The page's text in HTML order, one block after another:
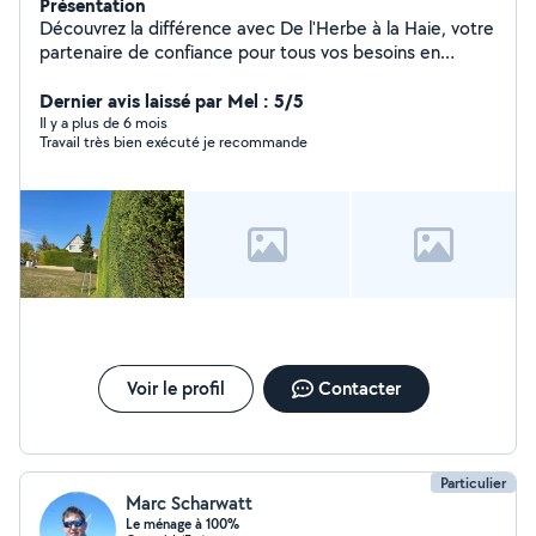
Découvrez la différence avec De l'Herbe à la Haie, votre
partenaire de confiance pour tous vos besoins en
l'entretien régulier, la taille de vos haies ou encore
l'élagage des arbres, nous nous engageons à offrir des
solutions personnalisées qui répondent à vos besoins
souci du détail pour transformer votre jardin en véritable
havre de paix. Alors n'hésitez plus et demandez votre
devis dès maintenant et gratuitement.
Dernier avis laissé par Mel : 5/5
Il y a plus de 6 mois
Travail très bien exécuté je recommande
Voir le profil Contacter
Particulier
Marc Scharwatt
Le ménage à 100%